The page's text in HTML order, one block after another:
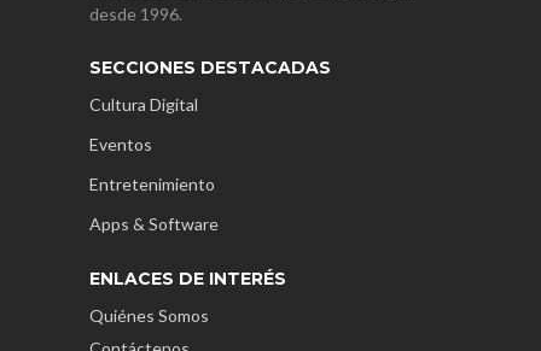
desde 1996.
SECCIONES DESTACADAS
Cultura Digital
Eventos
Entretenimiento
Apps & Software
ENLACES DE INTERÉS
Quiénes Somos